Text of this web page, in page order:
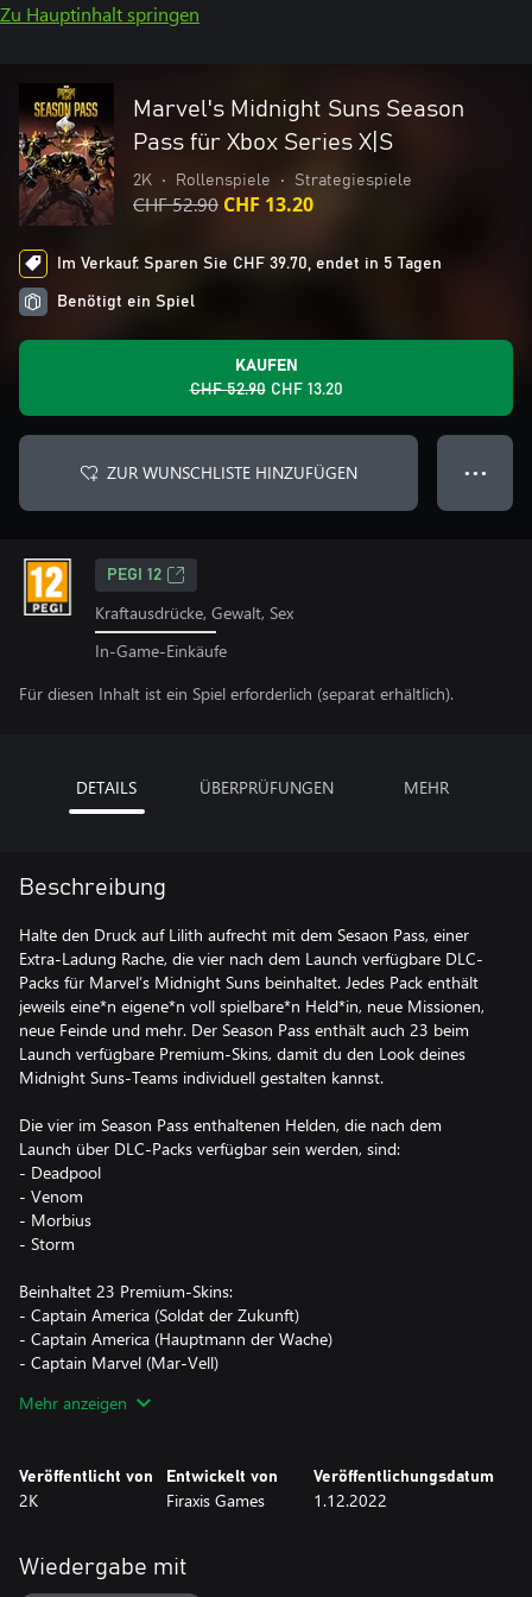
Zu Hauptinhalt springen
Marvel's Midnight Suns Season
Pass für Xbox Series X|S
2K • Rollenspiele • Strategiespiele
CHF 52.90 CHF 13.20
Im Verkauf: Sparen Sie CHF 39.70, endet in 5 Tagen
Benötigt ein Spiel
KAUFEN
CHF 52.90 CHF 13.20
ZUR WUNSCHLISTE HINZUFÜGEN ● ● ●
PEGI 12
Kraftausdrücke, Gewalt, Sex
In-Game-Einkäufe
Für diesen Inhalt ist ein Spiel erforderlich (separat erhältlich).
DETAILS ÜBERPRÜFUNGEN MEHR
Beschreibung
Halte den Druck auf Lilith aufrecht mit dem Sesaon Pass, einer
Extra-Ladung Rache, die vier nach dem Launch verfügbare DLC-
Packs für Marvel’s Midnight Suns beinhaltet. Jedes Pack enthält
jeweils eine*n eigene*n voll spielbare*n Held*in, neue Missionen,
neue Feinde und mehr. Der Season Pass enthält auch 23 beim
Launch verfügbare Premium-Skins, damit du den Look deines
Midnight Suns-Teams individuell gestalten kannst.
Die vier im Season Pass enthaltenen Helden, die nach dem
Launch über DLC-Packs verfügbar sein werden, sind:
- Deadpool
- Venom
- Morbius
- Storm
Beinhaltet 23 Premium-Skins:
- Captain America (Soldat der Zukunft)
- Captain America (Hauptmann der Wache)
- Captain Marvel (Mar-Vell)
- Magik (Phoenix Five)
- Nico Minoru (Schattenhexe)
- Wolverine (X-Force)
- Blade (Blade 1602)
Mehr anzeigen
Veröffentlicht von
2K
Entwickelt von
Firaxis Games
Veröffentlichungsdatum
1.12.2022
Wiedergabe mit